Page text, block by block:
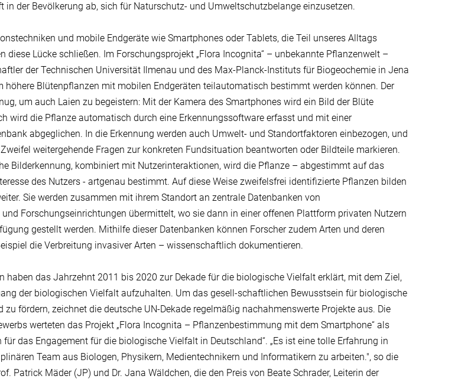
in der Bevölkerung ab, sich für Naturschutz- und Umweltschutzbelange einzusetzen.
und mobile Endgeräte wie Smartphones oder Tablets, die Teil unseres Alltags
diese Lücke schließen. Im Forschungsprojekt „Flora Incognita“ – unbekannte Pflanzenwelt –
der Technischen Universität Ilmenau und des Max-Planck-Instituts für Biogeochemie in Jena
höhere Blütenpflanzen mit mobilen Endgeräten teilautomatisch bestimmt werden können. Der
um auch Laien zu begeistern: Mit der Kamera des Smartphones wird ein Bild der Blüte
wird die Pflanze automatisch durch eine Erkennungssoftware erfasst und mit einer
abgeglichen. In die Erkennung werden auch Umwelt- und Standortfaktoren einbezogen, und
weitergehende Fragen zur konkreten Fundsituation beantworten oder Bildteile markieren.
Bilderkennung, kombiniert mit Nutzerinteraktionen, wird die Pflanze – abgestimmt auf das
des Nutzers - artgenau bestimmt. Auf diese Weise zweifelsfrei identifizierte Pflanzen bilden
Sie werden zusammen mit ihrem Standort an zentrale Datenbanken von
Forschungseinrichtungen übermittelt, wo sie dann in einer offenen Plattform privaten Nutzern
gestellt werden. Mithilfe dieser Datenbanken können Forscher zudem Arten und deren
die Verbreitung invasiver Arten – wissenschaftlich dokumentieren.
haben das Jahrzehnt 2011 bis 2020 zur Dekade für die biologische Vielfalt erklärt, mit dem Ziel,
der biologischen Vielfalt aufzuhalten. Um das gesell-schaftlichen Bewusstsein für biologische
zu fördern, zeichnet die deutsche UN-Dekade regelmäßig nachahmenswerte Projekte aus. Die
werteten das Projekt „Flora Incognita – Pflanzenbestimmung mit dem Smartphone“ als
für das Engagement für die biologische Vielfalt in Deutschland“. „Es ist eine tolle Erfahrung in
Team aus Biologen, Physikern, Medientechnikern und Informatikern zu arbeiten.", so die
Patrick Mäder (JP) und Dr. Jana Wäldchen, die den Preis von Beate Schrader, Leiterin der